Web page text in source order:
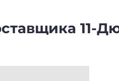
11-